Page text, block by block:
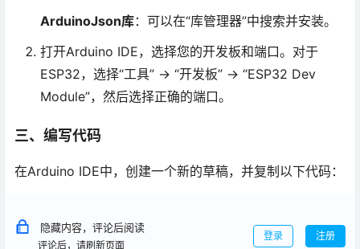
ArduinoJson库：可以在“库管理器”中搜索并安装。
打开Arduino IDE，选择您的开发板和端口。对于
ESP32，选择“工具” -> “开发板” -> “ESP32 Dev
Module”，然后选择正确的端口。
三、编写代码
在Arduino IDE中，创建一个新的草稿，并复制以下代码：
隐藏内容，评论后阅读
评论后，请刷新页面
登录 注册